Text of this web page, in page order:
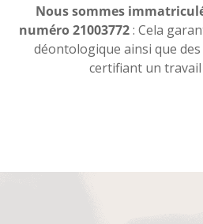
Nous sommes
numéro 21003772: Cela
déontologique ainsi que
certifiant un travail